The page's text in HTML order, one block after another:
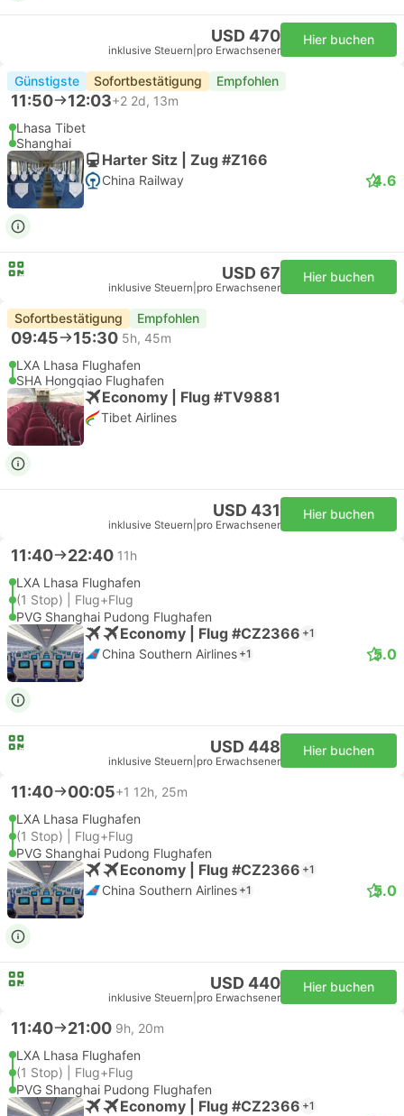
USD 470
inklusive Steuern pro Erwachsener
Hier buchen
Günstigste Sofortbestätigung Empfohlen
11:50 12:03+2 2d, 13m
Lhasa Tibet
Shanghai
Harter Sitz | Zug #Z166
China Railway 4.6
USD 67
inklusive Steuern pro Erwachsener
Hier buchen
Sofortbestätigung Empfohlen
09:45 15:30 5h, 45m
LXA Lhasa Flughafen
SHA Hongqiao Flughafen
Economy | Flug #TV9881
Tibet Airlines
USD 431
inklusive Steuern pro Erwachsener
Hier buchen
11:40 22:40 11h
LXA Lhasa Flughafen
(1 Stop) | Flug+Flug
PVG Shanghai Pudong Flughafen
Economy | Flug #CZ2366 +1
China Southern Airlines +1 5.0
USD 448
inklusive Steuern pro Erwachsener
Hier buchen
11:40 00:05+1 12h, 25m
LXA Lhasa Flughafen
(1 Stop) | Flug+Flug
PVG Shanghai Pudong Flughafen
Economy | Flug #CZ2366 +1
China Southern Airlines +1 5.0
USD 440
inklusive Steuern pro Erwachsener
Hier buchen
11:40 21:00 9h, 20m
LXA Lhasa Flughafen
(1 Stop) | Flug+Flug
PVG Shanghai Pudong Flughafen
Economy | Flug #CZ2366 +1